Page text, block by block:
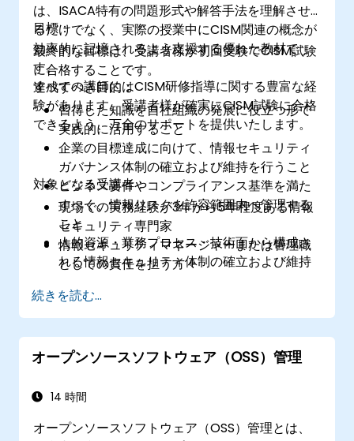
は、ISACA特有の問題形式や解答手法を理解させ
るだけでなく、実際の授業中にCISM関連の概念が
効率的に記憶されるよう支援する優れた教材で
す。
すべての講師にはCISM研修指導に関する豊富な経
験があります。受講者様が確実にCISM試験に合格
できるよう、万全のサポートを提供いたします。
目標：
最終的な目標は、受講者様が初回受験でCISM試験
に合格することです。
達成すべき目的：
習得した知識を自社組織の発展に役立つ形で
実践的に活用すること
企業の目標達成に向けて、情報セキュリティ
ガバナンス体制の確立および維持を行うこと
ビジネス要件やコンプライアンス基準を満た
すべく、情報リスクを許容範囲内へ管理する
こと
人的資源・業務プロセス・技術面から構成さ
れる情報セキュリティ体制の確立および維持
外部協力企業やサプライヤーとの契約および
業務内容に情報セキュリティ要件を組み込む
こと
ビジネスへの影響最小化を目指し、情報セキ
復旧体制を計画・構築・管理すること
対象となる受講者：
現場での実務経験が3年から5年程度ある情報
セキュリティ専門家
情報セキュリティマネージャーまたは管理職
としての責任を担う方々
者、リスク管理者、セキュリティ監査員やコ
ンプライアンススタッフ、事業継続・災害復
旧担当者、各種保証機能に携わる経営層およ
び管理職など情報セキュリティ管理に関する
続きを読む...
オープンソースソフトウェア（OSS）管理
14 時間
オープンソースソフトウェア（OSS）管理とは、